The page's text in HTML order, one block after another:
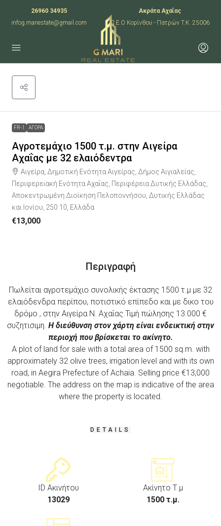
26960 34935
infog.mariestate@gmail.com
Ακράτα Αχαΐας
Π.Ε.Ο Κορίνθου - Πατρών T.K. 25006
+
Leaflet|
FR-1 ΑΓΟΡΑ
Αγροτεμάχιο 1500 τ.μ. στην Αιγείρα
Αχαΐας με 32 ελαιόδεντρα
Αιγείρα, Δημοτική Ενότητα Αιγείρας, Δήμος Αιγιαλείας,
Περιφερειακή Ενότητα Αχαΐας, Περιφέρεια Δυτικής Ελλάδας,
Αποκεντρωμένη Διοίκηση Πελοποννήσου, Δυτικής Ελλάδας
και Ιονίου, 250 10, Ελλάδα
€13,000
Περιγραφή
Πωλείται αγροτεμάχιο συνολικής έκτασης 1500 τ.μ με 32
ελαιόδενδρα περίπου, ποτιστικό επίπεδο και με δικο του
δρόμο , στην Αιγείρα Ν. Αχαΐας.Τιμή πώλησης 13.000 €
συζητισιμη. Η διεύθυνση στον χάρτη είναι ενδεικτική στην
περιοχή που βρίσκεται το ακίνητο.
A plot of land for sale with a total area of ​​1500 sq.m. with
approximately 32 olive trees, irrigation level and with its own
road, in Aegira Prefecture of Achaia. Selling price €13,000
negotiable. The address on the map is indicative of the area
where the property is located.
DETAILS
ID Ακινήτου
13029
Ακίνητο Τ.μ
1500 τ.μ.